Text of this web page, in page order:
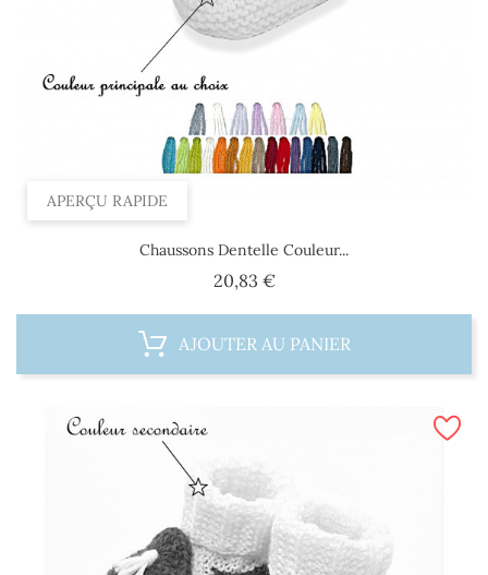
APERÇU RAPIDE
Chaussons Dentelle Couleur...
20,83 €Prix
AJOUTER AU PANIER